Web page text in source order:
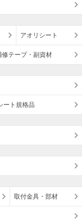
アオリシート
修テープ・副資材
ート規格品
取付金具・部材